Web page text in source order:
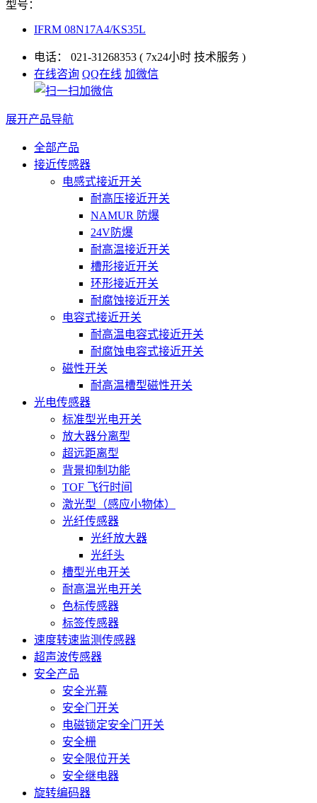
型号：
IFRM 08N17A4/KS35L
电话： 021-31268353 ( 7x24小时 技术服务 )
在线咨询 QQ在线 加微信
展开产品导航
全部产品
接近传感器
电感式接近开关
耐高压接近开关
NAMUR 防爆
24V防爆
耐高温接近开关
槽形接近开关
环形接近开关
耐腐蚀接近开关
电容式接近开关
耐高温电容式接近开关
耐腐蚀电容式接近开关
磁性开关
耐高温槽型磁性开关
光电传感器
标准型光电开关
放大器分离型
超远距离型
背景抑制功能
TOF 飞行时间
激光型（感应小物体）
光纤传感器
光纤放大器
光纤头
槽型光电开关
耐高温光电开关
色标传感器
标签传感器
速度转速监测传感器
超声波传感器
安全产品
安全光幕
安全门开关
电磁锁定安全门开关
安全栅
安全限位开关
安全继电器
旋转编码器